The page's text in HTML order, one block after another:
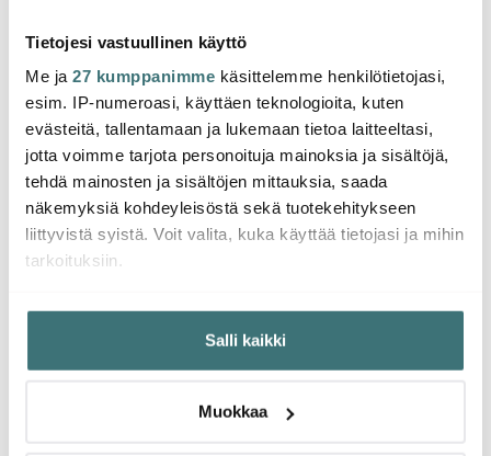
Tietojesi vastuullinen käyttö
Me ja 27 kumppanimme käsittelemme henkilötietojasi,
esim. IP-numeroasi, käyttäen teknologioita, kuten
evästeitä, tallentamaan ja lukemaan tietoa laitteeltasi,
jotta voimme tarjota personoituja mainoksia ja sisältöjä,
tehdä mainosten ja sisältöjen mittauksia, saada
näkemyksiä kohdeyleisöstä sekä tuotekehitykseen
liittyvistä syistä. Voit valita, kuka käyttää tietojasi ja mihin
tarkoituksiin.
Jos sallit, haluamme myös tehdä seuraavia:
Kerätä tietoja maantieteellisestä sijainnistasi,
mahdollisesti muutaman metrin tarkkuudella
aktiivisesti (sormenjäljen muodostaminen)
Salli kaikki
Muokkaa
Saatavilla
Saatat pitää myös näistä